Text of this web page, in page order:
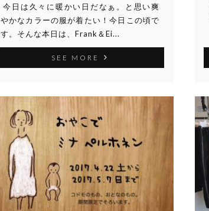
今日は久々に暖かい日だなぁ。と思い爽
やかなカラーの服が着たい！今日この頃で
す。そんな本日は、Frank＆Ei...
SEE MORE